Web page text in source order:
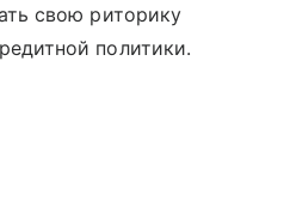
свою риторику
политики.